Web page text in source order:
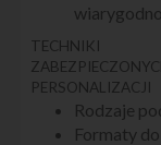
TECHNIKI
PERSONALIZACJI
Rodzaje
Formaty